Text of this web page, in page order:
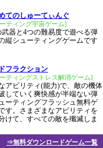
てのしゅーてぃんぐ
ティング宇宙ゲーム]
武器と4つの難易度で遊べる弾
縦シューティングゲームです
フラクション
ティングストレス解消ゲーム]
アビリティ(能力)で、敵の機体
していく爽快感が半端ない弾
ーティングフラッシュ無料ゲ
す。さまざまなアビリティを
けて、すべての敵を殲滅しま
⇒無料ダウンロードゲーム一覧